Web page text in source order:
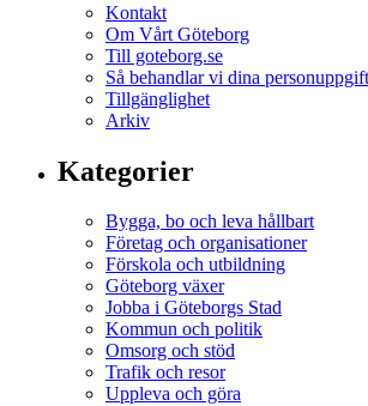
Kontakt
Om Vårt Göteborg
Till goteborg.se
Så behandlar vi dina
Tillgänglighet
Arkiv
Kategorier
Bygga, bo och leva hållbart
Företag och organisationer
Förskola och utbildning
Göteborg växer
Jobba i Göteborgs Stad
Kommun och politik
Omsorg och stöd
Trafik och resor
Uppleva och göra